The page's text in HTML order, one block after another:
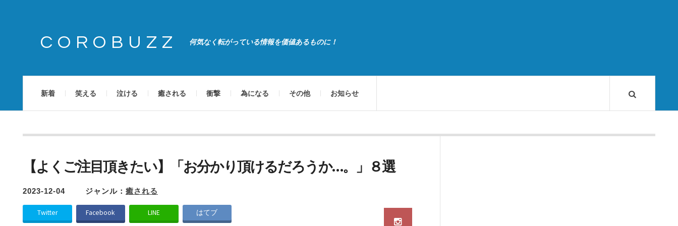
COROBUZZ 何気なく転がっている情報を価値あるものに！
新着 笑える 泣ける 癒される 衝撃 為になる その他 お知らせ
【よくご注目頂きたい】「お分かり頂けるだろうか…。」８選
2023-12-04 ジャンル： 癒される
Twitter Facebook LINE はてブ